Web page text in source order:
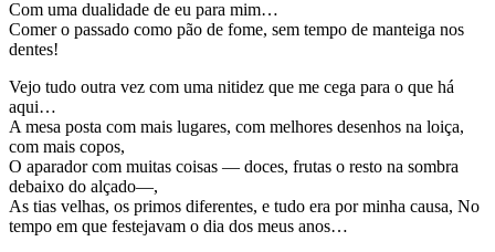
Com uma dualidade de eu para mim…
Comer o passado como pão de fome, sem tempo de manteiga nos
dentes!
Vejo tudo outra vez com uma nitidez que me cega para o que há
aqui…
A mesa posta com mais lugares, com melhores desenhos na loiça,
com mais copos,
O aparador com muitas coisas — doces, frutas o resto na sombra
debaixo do alçado—,
As tias velhas, os primos diferentes, e tudo era por minha causa, No
tempo em que festejavam o dia dos meus anos…